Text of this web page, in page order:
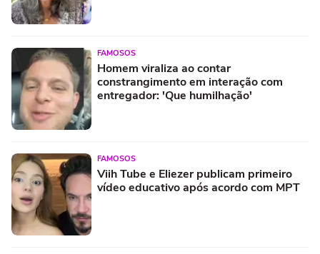
FAMOSOS
Homem viraliza ao contar
constrangimento em interação com
entregador: 'Que humilhação'
FAMOSOS
Viih Tube e Eliezer publicam primeiro
vídeo educativo após acordo com MPT